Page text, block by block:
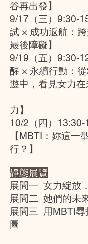
谷再出發】
9/17（三）9:30-
試 × 成功返航：
最後障礙】
9/19（五）9:30-
醒 × 永續行動：
遊中，看見女力在
會的
力】
10/2（四）13:30-
【MBTI：妳這一
行？】
靜態展覽
展間一 女力綻放
展間二 她們的未
展間三 用MBTI尋
圖